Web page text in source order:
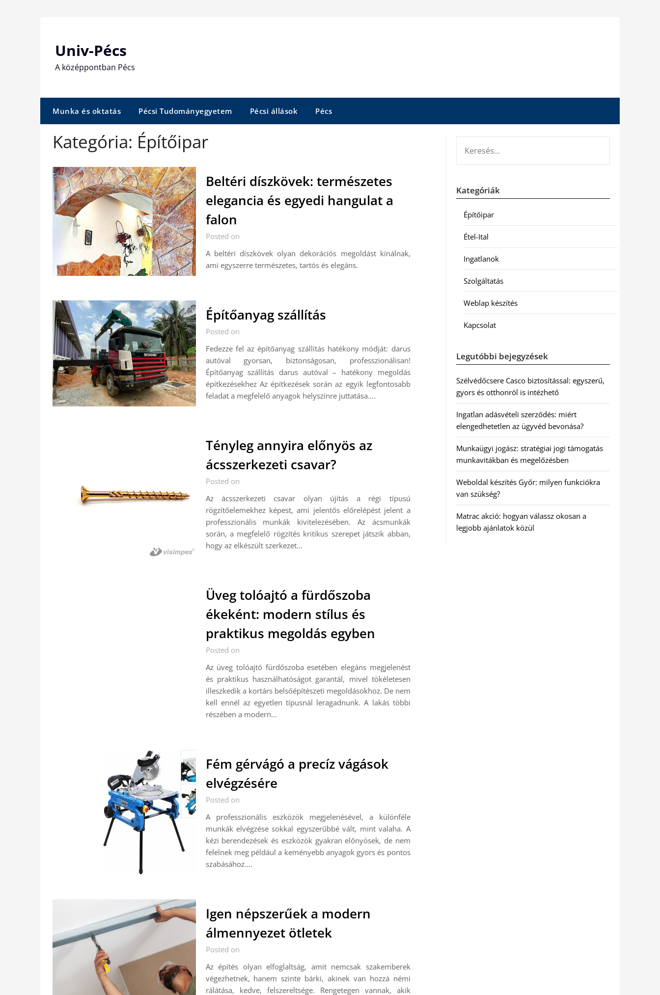
Univ-Pécs
A középpontban Pécs
Munka és oktatás Pécsi Tudományegyetem Pécsi állások Pécs
Kategória: Építőipar
Beltéri díszkövek: természetes
elegancia és egyedi hangulat a
falon
Posted on
A beltéri díszkövek olyan dekorációs megoldást kínálnak,
ami egyszerre természetes, tartós és elegáns.
Építőanyag szállítás
Posted on
Fedezze fel az építőanyag szállítás hatékony módját: darus
autóval gyorsan, biztonságosan, professzionálisan!
Építőanyag szállítás darus autóval – hatékony megoldás
építkezésekhez Az építkezések során az egyik legfontosabb
feladat a megfelelő anyagok helyszínre juttatása….
Tényleg annyira előnyös az
ácsszerkezeti csavar?
Posted on
Az ácsszerkezeti csavar olyan újítás a régi típusú
rögzítőelemekhez képest, ami jelentős előrelépést jelent a
professzionális munkák kivitelezésében. Az ácsmunkák
során, a megfelelő rögzítés kritikus szerepet játszik abban,
hogy az elkészült szerkezet…
Üveg tolóajtó a fürdőszoba
ékeként: modern stílus és
praktikus megoldás egyben
Posted on
Az üveg tolóajtó fürdőszoba esetében elegáns megjelenést
és praktikus használhatóságot garantál, mivel tökéletesen
illeszkedik a kortárs belsőépítészeti megoldásokhoz. De nem
kell ennél az egyetlen típusnál leragadnunk. A lakás többi
részében a modern…
Fém gérvágó a precíz vágások
elvégzésére
Posted on
A professzionális eszközök megjelenésével, a különféle
munkák elvégzése sokkal egyszerűbbé vált, mint valaha. A
kézi berendezések és eszközök gyakran előnyösek, de nem
felelnek meg például a keményebb anyagok gyors és pontos
szabásához….
Igen népszerűek a modern
álmennyezet ötletek
Posted on
Az építés olyan elfoglaltság, amit nemcsak szakemberek
végezhetnek, hanem szinte bárki, akinek van hozzá némi
rálátása, kedve, felszereltsége. Rengetegen vannak, akik
Kategóriák
Építőipar
Étel-Ital
Ingatlanok
Szolgáltatás
Weblap készítés
Kapcsolat
Legutóbbi bejegyzések
Szélvédőcsere Casco biztosítással: egyszerű,
gyors és otthonról is intézhető
Ingatlan adásvételi szerződés: miért
elengedhetetlen az ügyvéd bevonása?
Munkaügyi jogász: stratégiai jogi támogatás
munkavitákban és megelőzésben
Weboldal készítés Győr: milyen funkciókra
van szükség?
Matrac akció: hogyan válassz okosan a
legjobb ajánlatok közül